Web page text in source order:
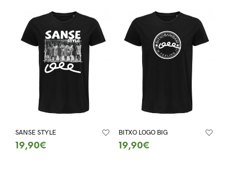
SANSE STYLE
19,90€
BITXO LOGO BIG
19,90€